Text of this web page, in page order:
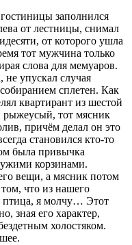
заполнился
от лестницы, снимал
от которого ушла
тот мужчина только
слова для мемуаров.
упускал случая
сплетен. Как
квартирант из шестой
тот мясник
причём делал он это
становился кто-то
была привычка
корзинами.
вещи, а мясник потом
что из нашего
птица, я молчу… Этот
зная его характер,
холостяком.